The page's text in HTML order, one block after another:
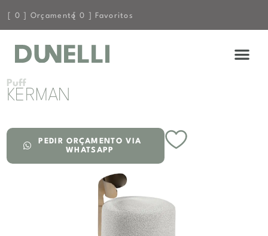
[ 0 ] Orçamento[0 ] Favoritos
Puff
KERMAN
PEDIR ORÇAMENTO VIA
WHATSAPP